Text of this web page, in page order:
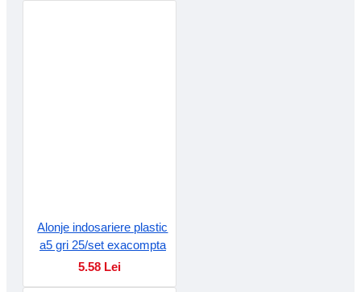
Alonje indosariere plastic
a5 gri 25/set exacompta
5.58 Lei